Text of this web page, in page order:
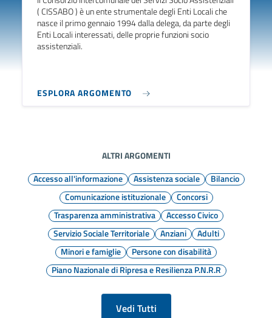
( CISSABO ) è un ente strumentale degli Enti Locali che
nasce il primo gennaio 1994 dalla delega, da parte degli
Enti Locali interessati, delle proprie funzioni socio
assistenziali.
ESPLORA ARGOMENTO
ALTRI ARGOMENTI
Accesso all'informazione
Assistenza sociale
Bilancio
Comunicazione istituzionale
Concorsi
Trasparenza amministrativa
Accesso Civico
Servizio Sociale Territoriale
Anziani
Adulti
Minori e famiglie
Persone con disabilità
Piano Nazionale di Ripresa e Resilienza P.N.R.R
Vedi Tutti